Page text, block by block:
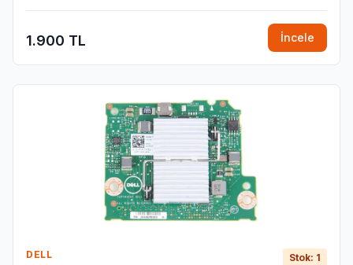
1.900 TL İncele
DELL Stok: 1